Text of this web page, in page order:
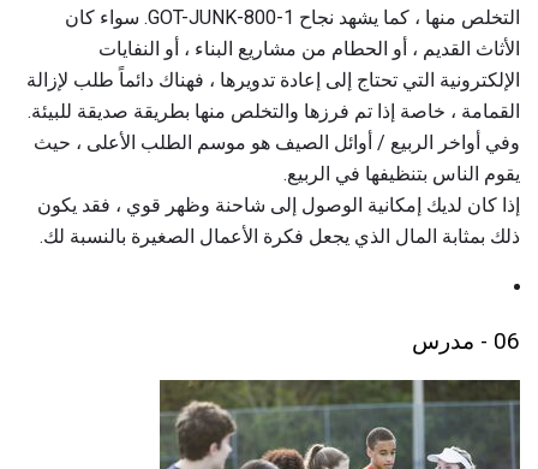
التخلص منها ، كما يشهد نجاح 1-800-GOT-JUNK. سواء كان
الأثاث القديم ، أو الحطام من مشاريع البناء ، أو النفايات
الإلكترونية التي تحتاج إلى إعادة تدويرها ، فهناك دائماً طلب لإزالة
القمامة ، خاصة إذا تم فرزها والتخلص منها بطريقة صديقة للبيئة.
وفي أواخر الربيع / أوائل الصيف هو موسم الطلب الأعلى ، حيث
يقوم الناس بتنظيفها في الربيع.
إذا كان لديك إمكانية الوصول إلى شاحنة وظهر قوي ، فقد يكون
ذلك بمثابة المال الذي يجعل فكرة الأعمال الصغيرة بالنسبة لك.
06 - مدرس